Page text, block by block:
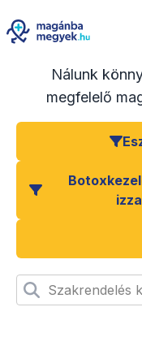
Nálunk
megfelelő
Szakrendelés